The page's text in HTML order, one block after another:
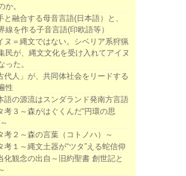
か。
と融合する母音言語(日本語）と、
線を作る子音言語(印欧語等）
ヌ＝縄文ではない。シベリア系狩猟
民が、縄文文化を受け入れてアイヌ
った。
代人」が、共同体社会をリードする
性
語の源流はスンダランド発南方言語
考３～森がはぐくんだ“円環の思
考２～森の言葉（コトノハ）～
考１～縄文土器が“ツタ”える蛇信仰
化観念の出自～旧約聖書 創世記と